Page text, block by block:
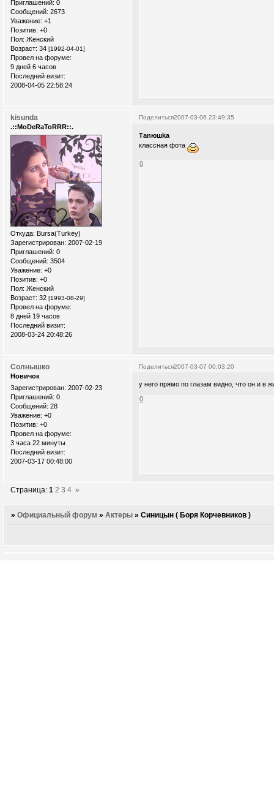
Приглашений: 0
Сообщений: 2673
Уважение: +1
Позитив: +0
Пол: Женский
Возраст: 34 [1992-04-01]
Провел на форуме:
9 дней 6 часов
Последний визит:
2008-04-05 22:58:24
Поделиться2007-03-06 23:49:35
kisunda
.::MoDeRaToRRR::.
Откуда: Bursa(Turkey)
Зарегистрирован: 2007-02-19
Приглашений: 0
Сообщений: 3504
Уважение: +0
Позитив: +0
Пол: Женский
Возраст: 32 [1993-08-29]
Провел на форуме:
8 дней 19 часов
Последний визит:
2008-03-24 20:48:26
Таnюшka
классная фота
0
Поделиться2007-03-07 00:03:20
Солнышко
Новичок
Зарегистрирован: 2007-02-23
Приглашений: 0
Сообщений: 28
Уважение: +0
Позитив: +0
Провел на форуме:
3 часа 22 минуты
Последний визит:
2007-03-17 00:48:00
у него прямо по глазам видно, что он и в
0
Страница:1 2 3 4 »
»Официальный форум »Актеры »Cиницын ( Боря Корчевников )